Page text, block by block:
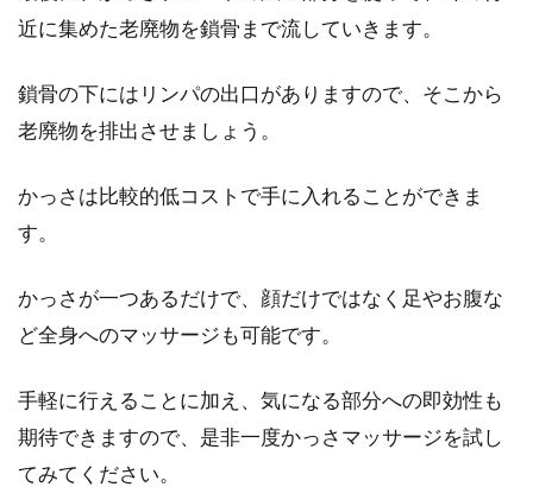
近に集めた老廃物を鎖骨まで流していきます。
鎖骨の下にはリンパの出口がありますので、そこから
老廃物を排出させましょう。
かっさは比較的低コストで手に入れることができま
す。
かっさが一つあるだけで、顔だけではなく足やお腹な
ど全身へのマッサージも可能です。
手軽に行えることに加え、気になる部分への即効性も
期待できますので、是非一度かっさマッサージを試し
てみてください。